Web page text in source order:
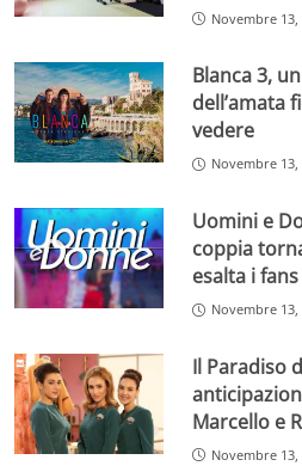
Novembre 13,
Blanca 3,
dell’amata
vedere
Novembre 13,
Uomini e
coppia
esalta i fans
Novembre 13,
Il Paradiso
Marcello e
Novembre 13,